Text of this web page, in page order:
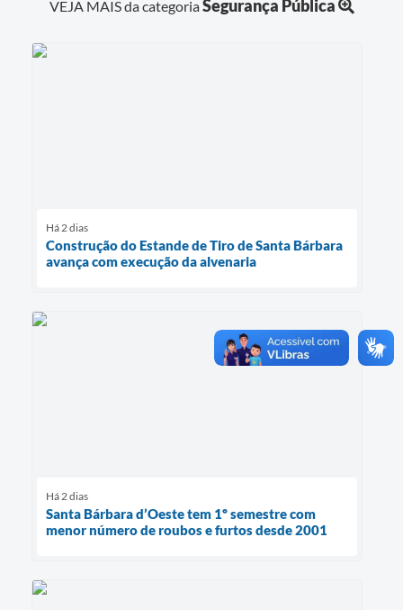
VEJA MAIS da categoriaSegurança Pública
Há 2 dias
Construção do Estande de Tiro de Santa Bárbara
avança com execução da alvenaria
Há 2 dias
Santa Bárbara d’Oeste tem 1º semestre com
menor número de roubos e furtos desde 2001